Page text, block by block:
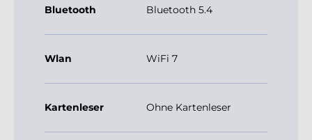
Bluetooth Bluetooth 5.4
Wlan WiFi 7
Kartenleser Ohne Kartenleser